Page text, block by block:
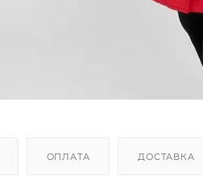
ОПЛАТА ДОСТАВКА